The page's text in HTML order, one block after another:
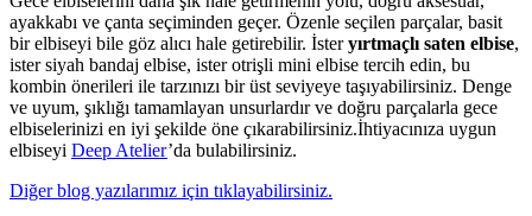
ayakkabı ve çanta seçiminden geçer. Özenle seçilen parçalar, basit
bir elbiseyi bile göz alıcı hale getirebilir. İsteryırtmaçlı saten elbise,
ister siyah bandaj elbise, ister otrişli mini elbise tercih edin, bu
kombin önerileri ile tarzınızı bir üst seviyeye taşıyabilirsiniz. Denge
ve uyum, şıklığı tamamlayan unsurlardır ve doğru parçalarla gece
elbiselerinizi en iyi şekilde öne çıkarabilirsiniz.İhtiyacınıza uygun
elbiseyi Deep Atelier’da bulabilirsiniz.
Diğer blog yazılarımız için tıklayabilirsiniz.